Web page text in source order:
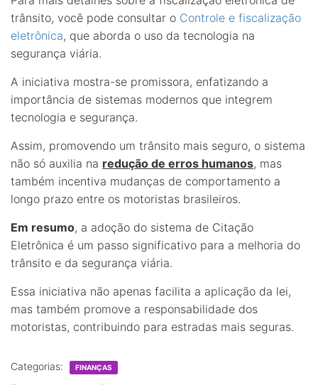
trânsito, você pode consultar o Controle e fiscalização
eletrônica, que aborda o uso da tecnologia na
segurança viária.
A iniciativa mostra-se promissora, enfatizando a
importância de sistemas modernos que integrem
tecnologia e segurança.
Assim, promovendo um trânsito mais seguro, o sistema
não só auxilia na redução de erros humanos, mas
também incentiva mudanças de comportamento a
longo prazo entre os motoristas brasileiros.
Em resumo, a adoção do sistema de Citação
Eletrônica é um passo significativo para a melhoria do
trânsito e da segurança viária.
Essa iniciativa não apenas facilita a aplicação da lei,
mas também promove a responsabilidade dos
motoristas, contribuindo para estradas mais seguras.
Categorias: FINANÇAS